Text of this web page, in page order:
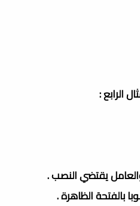
الرابع :
يقتضي النصب .
بالفتحة الظاهرة .